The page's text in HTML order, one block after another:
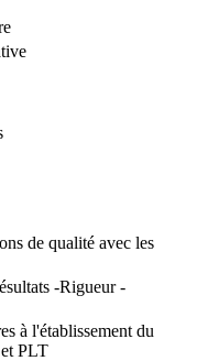
de qualité avec les
-Rigueur -
à l'établissement du
PLT